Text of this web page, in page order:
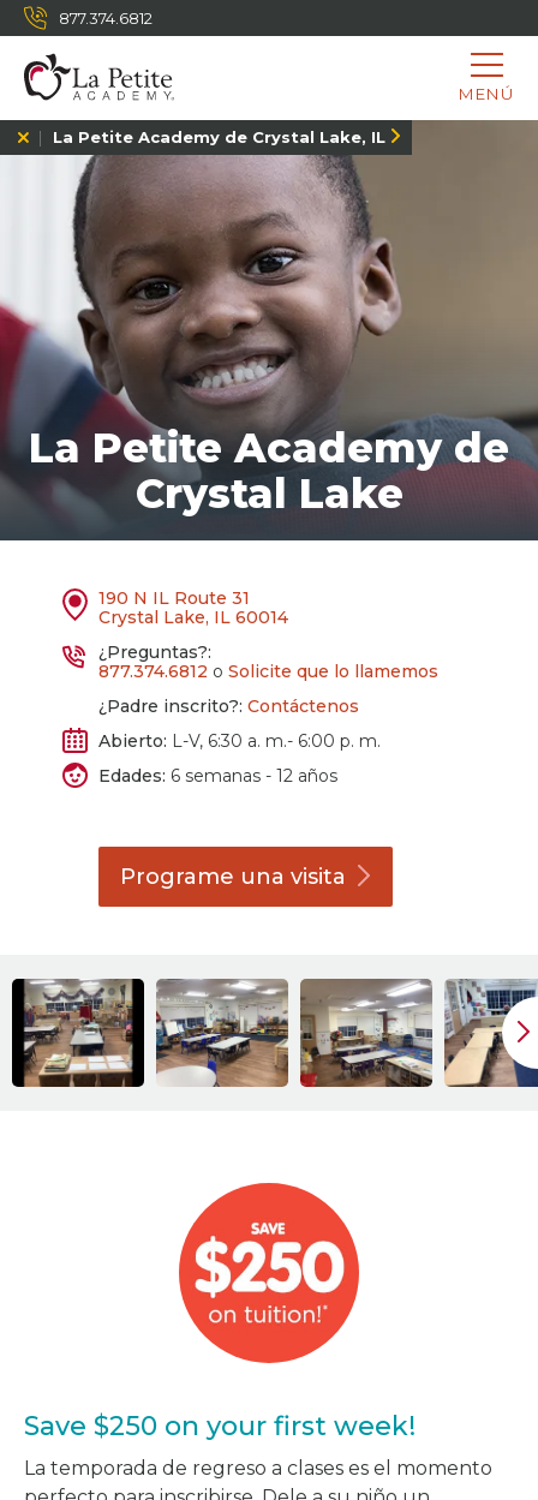
877.374.6812
MENÚ
La Petite Academy de Crystal Lake, IL
La Petite Academy de
Crystal Lake
190 N IL Route 31
Crystal Lake, IL 60014
¿Preguntas?:
877.374.6812 o Solicite que lo llamemos
¿Padre inscrito?: Contáctenos
Abierto: L-V, 6:30 a. m.- 6:00 p. m.
Edades: 6 semanas - 12 años
Programe unavisita
Save $250 on your first week!
La temporada de regreso a clases es el momento